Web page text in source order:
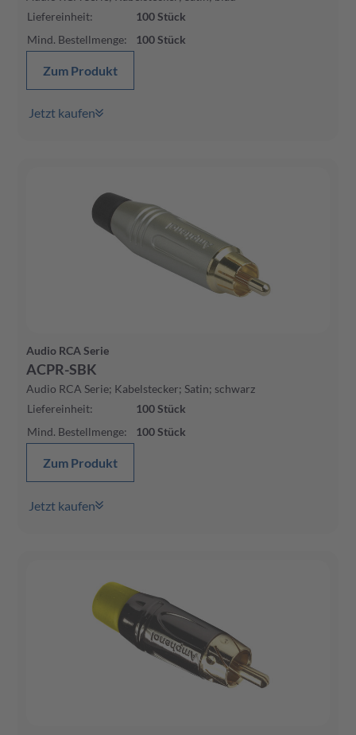
Liefereinheit: 100Stück
Mind. Bestellmenge: 100Stück
Zum Produkt
Jetzt kaufen
Audio RCA Serie
ACPR-SBK
Audio RCA Serie; Kabelstecker; Satin; schwarz
Liefereinheit: 100Stück
Mind. Bestellmenge: 100Stück
Zum Produkt
Jetzt kaufen